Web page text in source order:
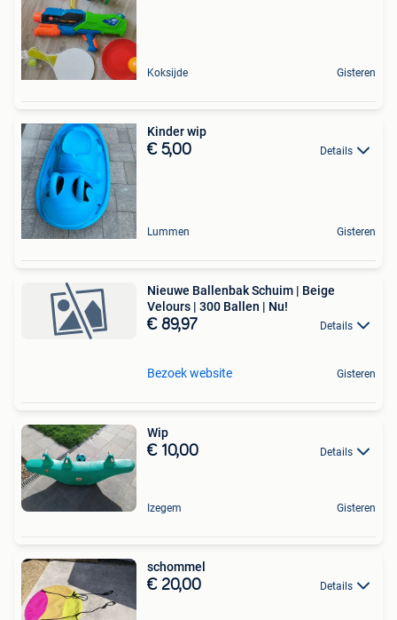
Koksijde Gisteren
Kinder wip
€ 5,00 Details
Lummen Gisteren
Nieuwe Ballenbak Schuim | Beige
Velours | 300 Ballen | Nu!
€ 89,97 Details
Bezoek website Gisteren
Wip
€ 10,00 Details
Izegem Gisteren
schommel
€ 20,00 Details